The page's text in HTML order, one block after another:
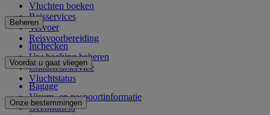
Vluchten boeken
Reisservices
Vervoer
Reisvoorbereiding
Beheren
Inchecken
Uw boeking beheren
Chauffeurservice
Vluchtstatus
Voordat u gaat vliegen
Bagage
Visum- en paspoortinformatie
Gezondheid
Onze bestemmingen